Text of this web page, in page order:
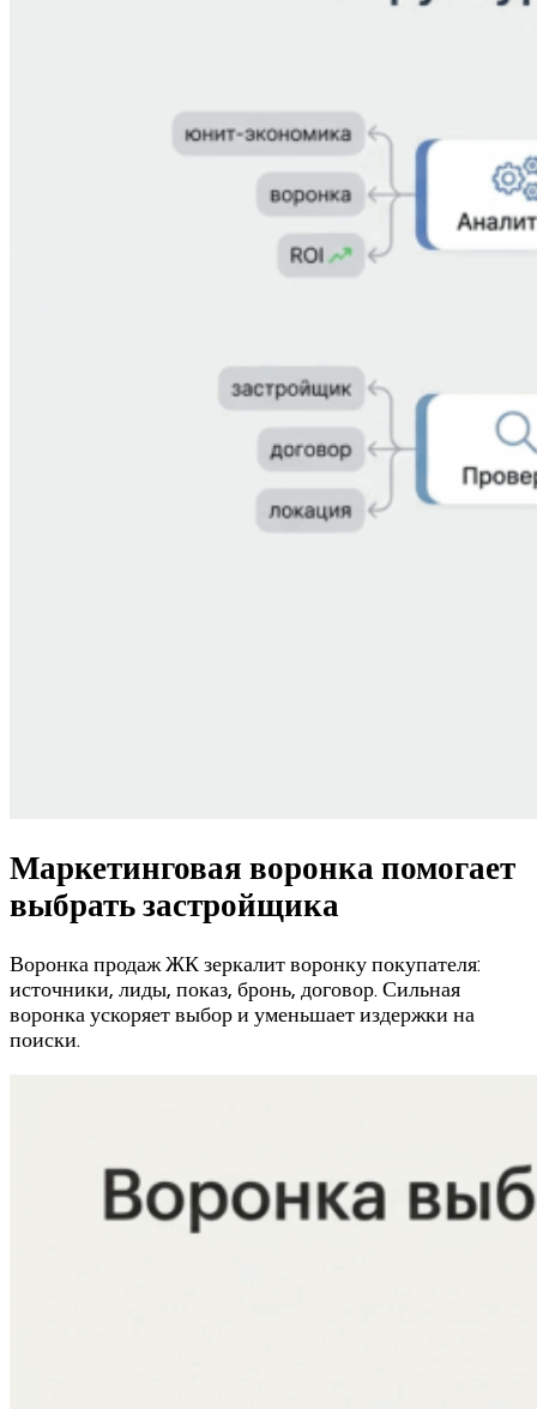
Маркетинговая воронка помогает
выбрать застройщика
Воронка продаж ЖК зеркалит воронку покупателя:
источники, лиды, показ, бронь, договор. Сильная
воронка ускоряет выбор и уменьшает издержки на
поиски.